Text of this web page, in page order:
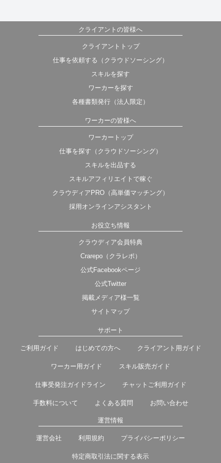
クライアントの皆様へ
クライアントトップ
仕事を依頼する（クラウドソーシング）
スキルを探す
ワーカーを探す
各種書類発行（法人限定）
ワーカーの皆様へ
ワーカートップ
仕事を探す（クラウドソーシング）
スキルを出品する
スキルアフィリエイトで稼ぐ
クラウディアPRO（高単価マッチング）
採用オンラインアシスタント
お役立ち情報
クラウディア会員特典
Crarepo（クラレポ）
公式Facebookページ
公式Twitter
掲載メディア様一覧
サイトマップ
サポート
ご利用ガイド はじめての方へ クライアント用ガイド
ワーカー用ガイド スキル販売ガイド
仕事受発注ガイドライン チャットご利用ガイド
手数料について よくある質問 お問い合わせ
運営情報
運営会社 利用規約 プライバシーポリシー
特定商取引法に関する表示